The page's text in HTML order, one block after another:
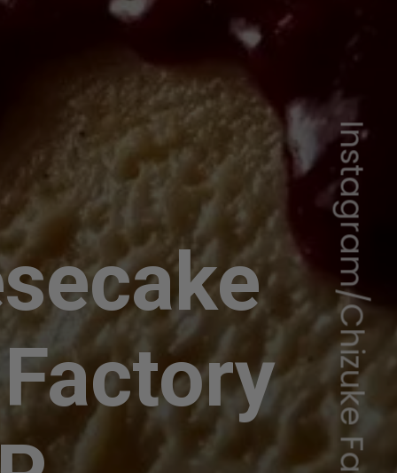
Instagram/Chizuke Factory